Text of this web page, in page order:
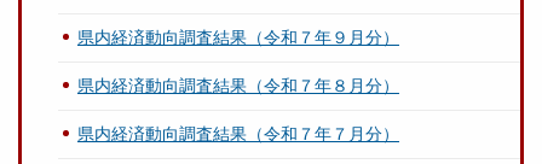
県内経済動向調査結果（令和７年９月分）
県内経済動向調査結果（令和７年８月分）
県内経済動向調査結果（令和７年７月分）